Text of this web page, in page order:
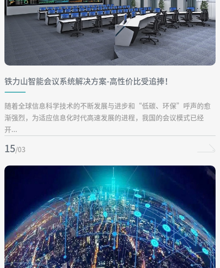
铁力山智能会议系统解决方案-高性价比受追捧！
随着全球信息科学技术的不断发展与进步和“低碳、环保”呼声的愈
渐强烈，为适应信息化时代高速发展的进程，我国的会议模式已经
开...
15/03